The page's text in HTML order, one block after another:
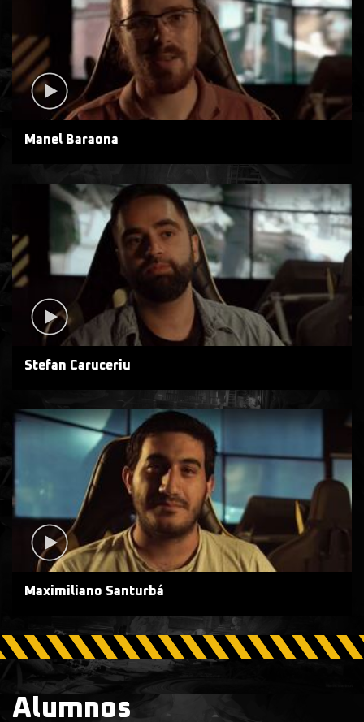
Manel Baraona
Stefan Caruceriu
Maximiliano Santurbá
Alumnos